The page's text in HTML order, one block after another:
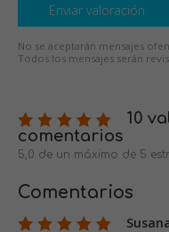
Enviar valoración
No se aceptarán mensajes
Todos los mensajes serán
10
comentarios
5,0 de un máximo de 5
Comentarios